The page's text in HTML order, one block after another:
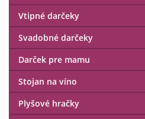
Vtipné darčeky
Svadobné darčeky
Darček pre mamu
Stojan na víno
Plyšové hračky